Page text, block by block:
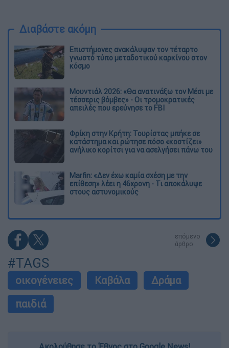
Διαβάστε ακόμη
Επιστήμονες ανακάλυψαν τον τέταρτο
γνωστό τύπο μεταδοτικού καρκίνου στον
κόσμο
Μουντιάλ 2026: «Θα ανατινάξω τον Μέσι με
τέσσερις βόμβες» - Οι τρομοκρατικές
απειλές που ερεύνησε το FBI
Φρίκη στην Κρήτη: Τουρίστας μπήκε σε
κατάστημα και ρώτησε πόσο «κοστίζει»
ανήλικο κορίτσι για να ασελγήσει πάνω του
Marfin: «Δεν έχω καμία σχέση με την
επίθεση» λέει η 46χρονη - Τι αποκάλυψε
στους αστυνομικούς
επόμενο
άρθρο
#TAGS
οικογένειες Καβάλα
Δράμα
παιδιά